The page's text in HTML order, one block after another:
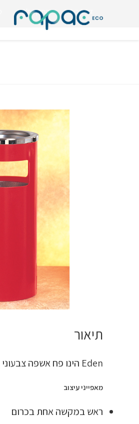
דף הבית החזון שלנו
תיאור
Eden הינו פח אשפה צבעוני בעל מכסה כרום חלק.
מאפייני עיצוב
ראש במקשה אחת בכרום